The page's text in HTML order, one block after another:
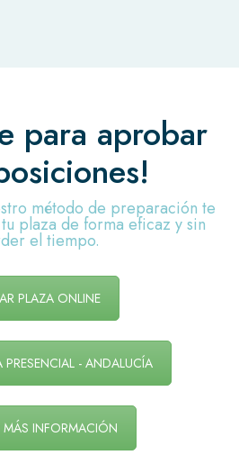
para aprobar
método de preparación te
plaza de forma eficaz y sin
el tiempo.
PLAZA ONLINE
PRESENCIAL - ANDALUCÍA
MÁS INFORMACIÓN